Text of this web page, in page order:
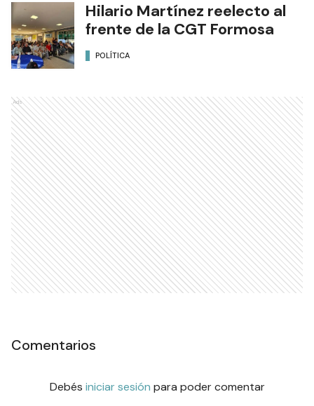
Hilario Martínez reelecto al
frente de la CGT Formosa
POLÍTICA
Ads
Comentarios
Debés iniciar sesión para poder comentar